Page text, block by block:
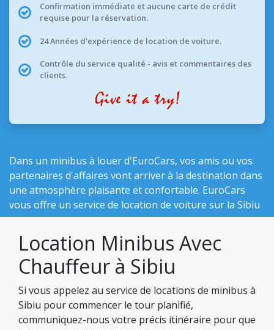
Confirmation immédiate et aucune carte de crédit
requise pour la réservation.
24 Années d'expérience de location de voiture.
Contrôle du service qualité - avis et commentaires des
clients.
Dans un minibus à louer d'EuroCars, vos amis ou vos
partenaires d'affaires vont arriver à la destination dans
une atmosphère plaisante et confortable. EuroCars
vous offre un service de location de voiture sur la Sibiu
Location Minibus Avec
Chauffeur à Sibiu
Si vous appelez au service de locations de minibus à
Sibiu pour commencer le tour planifié,
communiquez-nous votre précis itinéraire pour que